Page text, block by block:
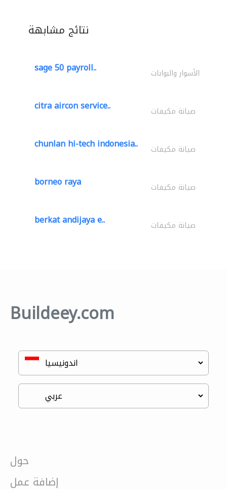
نتائج مشابهة
sage 50 payroll.. الأسوار والبوابات
citra aircon service.. صيانة مكيفات
chunlan hi-tech indonesia.. صيانة مكيفات
borneo raya صيانة مكيفات
berkat andijaya e.. صيانة مكيفات
Buildeey.com
حول
إضافة عمل